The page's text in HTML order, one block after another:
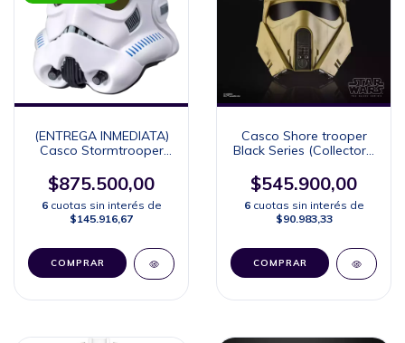
(ENTREGA INMEDIATA)
Casco Stormtrooper
Edition)
$875.500,00
6 cuotas sin interés de
$145.916,67
Casco Shore trooper
Black Series (Collector's
$545.900,00
6 cuotas sin interés de
$90.983,33